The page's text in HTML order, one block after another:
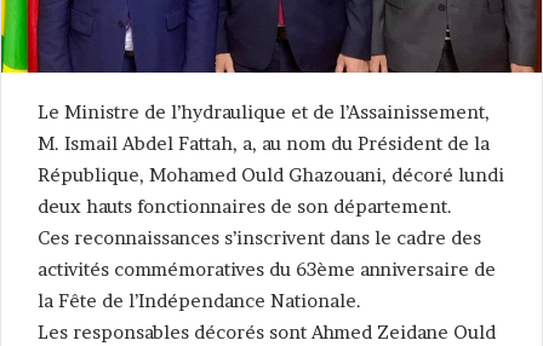
Le Ministre de l’hydraulique et de l’Assainissement,
M. Ismail Abdel Fattah, a, au nom du Président de la
République, Mohamed Ould Ghazouani, décoré lundi
deux hauts fonctionnaires de son département.
Ces reconnaissances s’inscrivent dans le cadre des
activités commémoratives du 63ème anniversaire de
la Fête de l’Indépendance Nationale.
Les responsables décorés sont Ahmed Zeidane Ould